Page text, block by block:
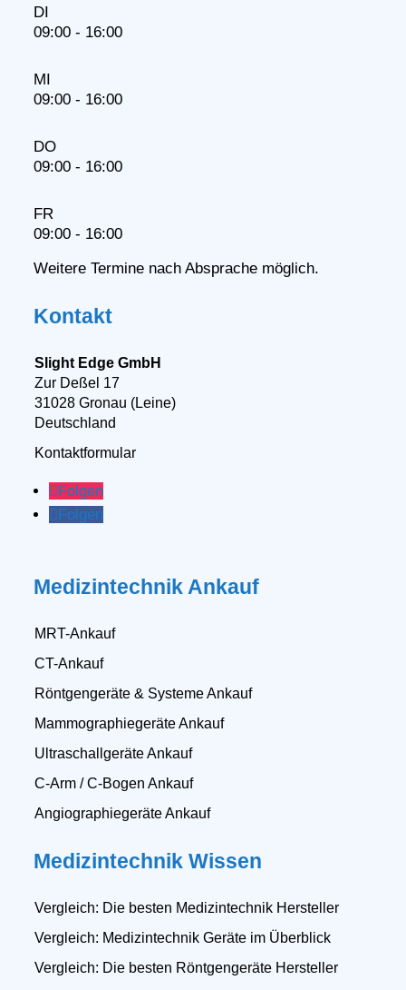
DI
09:00 - 16:00
MI
09:00 - 16:00
DO
09:00 - 16:00
FR
09:00 - 16:00
Weitere Termine nach Absprache möglich.
Kontakt
Slight Edge GmbH
Zur Deßel 17
31028 Gronau (Leine)
Deutschland
Kontaktformular
Folgen
Folgen
Medizintechnik Ankauf
MRT-Ankauf
CT-Ankauf
Röntgengeräte & Systeme Ankauf
Mammographiegeräte Ankauf
Ultraschallgeräte Ankauf
C-Arm / C-Bogen Ankauf
Angiographiegeräte Ankauf
Medizintechnik Wissen
Vergleich: Die besten Medizintechnik Hersteller
Vergleich: Medizintechnik Geräte im Überblick
Vergleich: Die besten Röntgengeräte Hersteller